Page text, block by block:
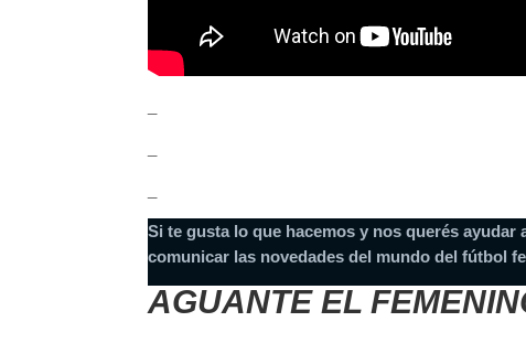
Si te gusta lo que hacemos y nos querés
comunicar las novedades del mundo del fútbol
AGUANTE EL